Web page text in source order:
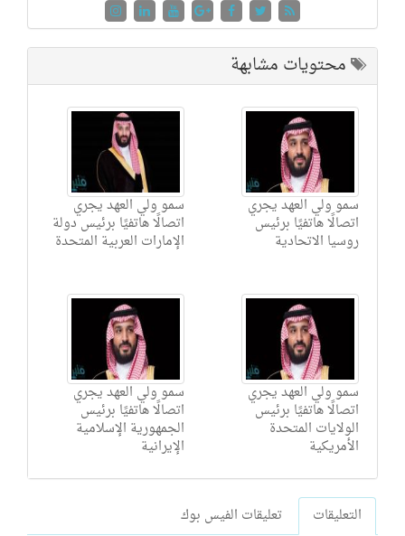
محتويات مشابهة
سمو ولي العهد يجري
اتصالًا هاتفيًا برئيس دولة
الإمارات العربية المتحدة
سمو ولي العهد يجري
اتصالًا هاتفيًا برئيس
روسيا الاتحادية
سمو ولي العهد يجري
اتصالًا هاتفيًا برئيس
الجمهورية الإسلامية
الإيرانية
سمو ولي العهد يجري
اتصالًا هاتفيًا برئيس
الولايات المتحدة
الأمريكية
التعليقات تعليقات الفيس بوك